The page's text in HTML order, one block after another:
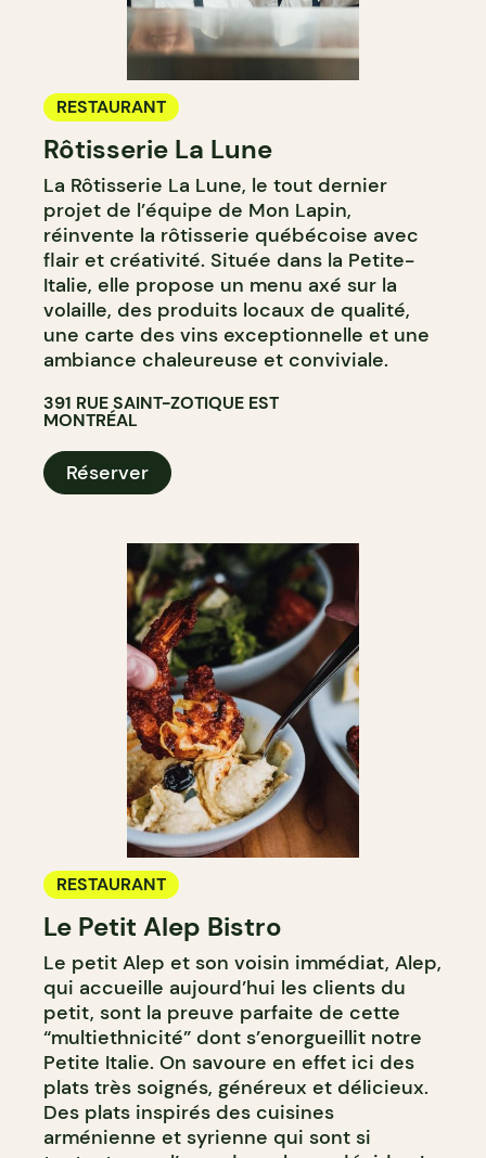
RESTAURANT
Rôtisserie La Lune
La Rôtisserie La Lune, le tout dernier
projet de l’équipe de Mon Lapin,
réinvente la rôtisserie québécoise avec
flair et créativité. Située dans la Petite-
Italie, elle propose un menu axé sur la
volaille, des produits locaux de qualité,
une carte des vins exceptionnelle et une
ambiance chaleureuse et conviviale.
391 RUE SAINT-ZOTIQUE EST
MONTRÉAL
Réserver
RESTAURANT
Le Petit Alep Bistro
Le petit Alep et son voisin immédiat, Alep,
qui accueille aujourd’hui les clients du
petit, sont la preuve parfaite de cette
“multiethnicité” dont s’enorgueillit notre
Petite Italie. On savoure en effet ici des
plats très soignés, généreux et délicieux.
Des plats inspirés des cuisines
arménienne et syrienne qui sont si